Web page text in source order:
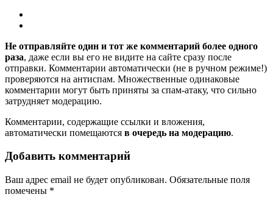
Не отправляйте один и тот же комментарий более одного
раза, даже если вы его не видите на сайте сразу после
отправки. Комментарии автоматически (не в ручном режиме!)
проверяются на антиспам. Множественные одинаковые
комментарии могут быть приняты за спам-атаку, что сильно
затрудняет модерацию.
Комментарии, содержащие ссылки и вложения,
автоматически помещаются в очередь на модерацию.
Добавить комментарий
Ваш адрес email не будет опубликован. Обязательные поля
помечены *